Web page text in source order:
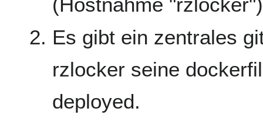
Es gibt ein zentrales
rzlocker seine
deployed.